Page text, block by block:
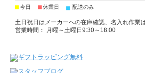
■今日 ■休業日 ■ 配送のみ
土日祝日はメーカーへの在庫確認、名入れ作業
営業時間： 月曜～土曜日9:30～18:00